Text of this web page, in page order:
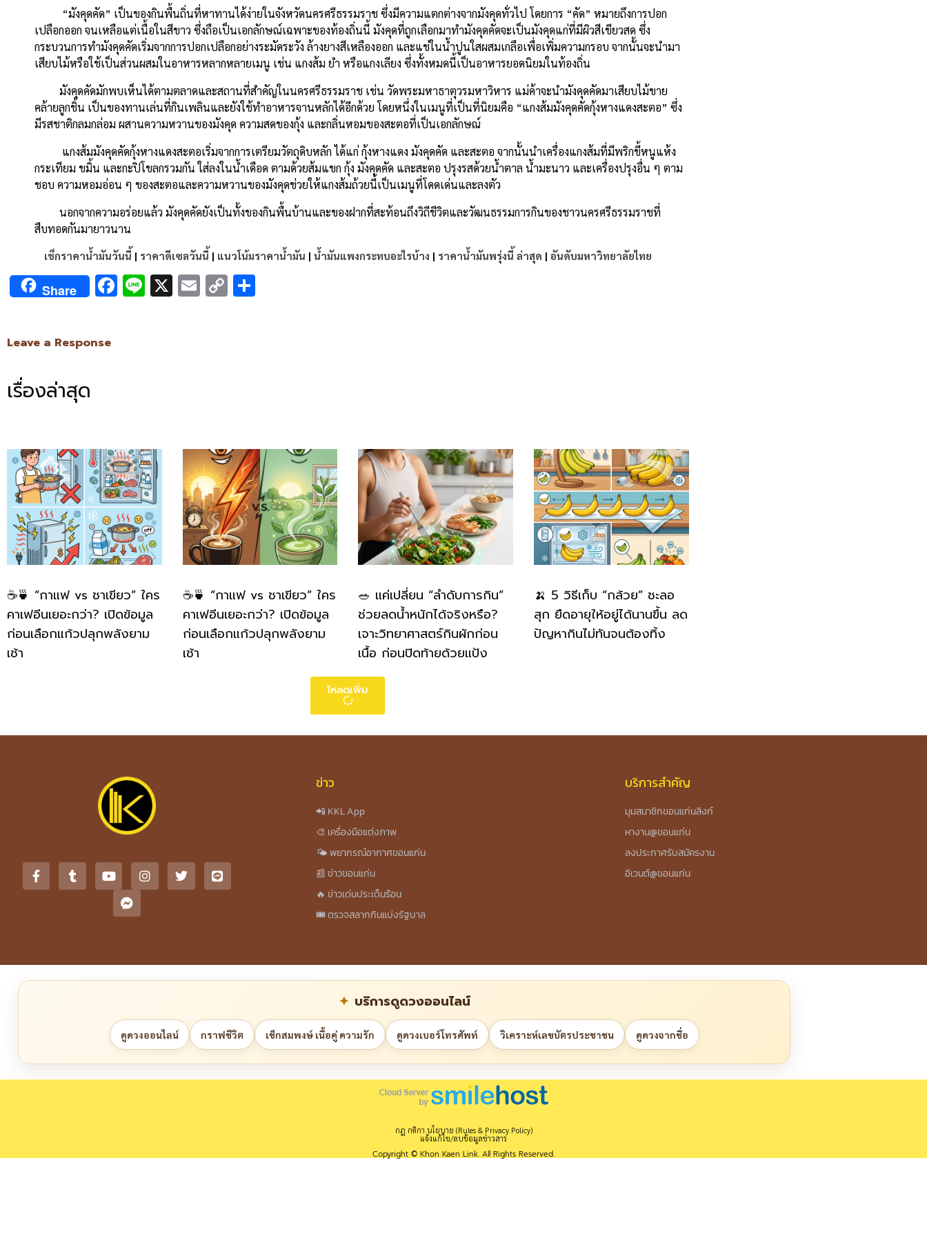
“มังคุดคัด” เป็นของกินพื้นถิ่นที่หาทานได้ง่ายในจังหวัดนครศรีธรรมราช ซึ่งมีความแตกต่างจากมังคุดทั่วไป โดยการ “คัด” หมายถึงการปอก
เปลือกออก จนเหลือแต่เนื้อในสีขาว ซึ่งถือเป็นเอกลักษณ์เฉพาะของท้องถิ่นนี้ มังคุดที่ถูกเลือกมาทำมังคุดคัดจะเป็นมังคุดแก่ที่มีผิวสีเขียวสด ซึ่ง
กระบวนการทำมังคุดคัดเริ่มจากการปอกเปลือกอย่างระมัดระวัง ล้างยางสีเหลืองออก และแช่ในน้ำปูนใสผสมเกลือเพื่อเพิ่มความกรอบ จากนั้นจะนำมา
เสียบไม้หรือใช้เป็นส่วนผสมในอาหารหลากหลายเมนู เช่น แกงส้ม ยำ หรือแกงเลียง ซึ่งทั้งหมดนี้เป็นอาหารยอดนิยมในท้องถิ่น
มังคุดคัดมักพบเห็นได้ตามตลาดและสถานที่สำคัญในนครศรีธรรมราช เช่น วัดพระมหาธาตุวรมหาวิหาร แม่ค้าจะนำมังคุดคัดมาเสียบไม้ขาย
คล้ายลูกชิ้น เป็นของทานเล่นที่กินเพลินและยังใช้ทำอาหารจานหลักได้อีกด้วย โดยหนึ่งในเมนูที่เป็นที่นิยมคือ “แกงส้มมังคุดคัดกุ้งหางแดงสะตอ” ซึ่ง
มีรสชาติกลมกล่อม ผสานความหวานของมังคุด ความสดของกุ้ง และกลิ่นหอมของสะตอที่เป็นเอกลักษณ์
แกงส้มมังคุดคัดกุ้งหางแดงสะตอเริ่มจากการเตรียมวัตถุดิบหลัก ได้แก่ กุ้งหางแดง มังคุดคัด และสะตอ จากนั้นนำเครื่องแกงส้มที่มีพริกขี้หนูแห้ง
กระเทียม ขมิ้น และกะปิโขลกรวมกัน ใส่ลงในน้ำเดือด ตามด้วยส้มแขก กุ้ง มังคุดคัด และสะตอ ปรุงรสด้วยน้ำตาล น้ำมะนาว และเครื่องปรุงอื่น ๆ ตาม
ชอบ ความหอมอ่อน ๆ ของสะตอและความหวานของมังคุดช่วยให้แกงส้มถ้วยนี้เป็นเมนูที่โดดเด่นและลงตัว
นอกจากความอร่อยแล้ว มังคุดคัดยังเป็นทั้งของกินพื้นบ้านและของฝากที่สะท้อนถึงวิถีชีวิตและวัฒนธรรมการกินของชาวนครศรีธรรมราชที่
สืบทอดกันมายาวนาน
เช็กราคาน้ำมันวันนี้ | ราคาดีเซลวันนี้ | แนวโน้มราคาน้ำมัน | น้ำมันแพงกระทบอะไรบ้าง | ราคาน้ำมันพรุ่งนี้ ล่าสุด | อันดับมหาวิทยาลัยไทย
Share Facebook
Line
X Email
Copy
Leave a Response
เรื่องล่าสุด
☕🍵 “กาแฟ vs ชาเขียว” ใคร
คาเฟอีนเยอะกว่า? เปิดข้อมูล
ก่อนเลือกแก้วปลุกพลังยาม
เช้า
☕🍵 “กาแฟ vs ชาเขียว” ใคร
คาเฟอีนเยอะกว่า? เปิดข้อมูล
ก่อนเลือกแก้วปลุกพลังยาม
เช้า
🥗 แค่เปลี่ยน “ลำดับการกิน”
ช่วยลดน้ำหนักได้จริงหรือ?
เจาะวิทยาศาสตร์กินผักก่อน
เนื้อ ก่อนปิดท้ายด้วยแป้ง
🍌 5 วิธีเก็บ “กล้วย” ชะลอ
สุก ยืดอายุให้อยู่ได้นานขึ้น ลด
ปัญหากินไม่ทันจนต้องทิ้ง
โหลดเพิ่ม
ข่าว
📲 KKL App
🎨 เครื่องมือแต่งภาพ
🌤️ พยากรณ์อากาศขอนแก่น
📰 ข่าวขอนแก่น
🔥 ข่าวเด่นประเด็นร้อน
🎟️ ตรวจสลากกินแบ่งรัฐบาล
บริการสำคัญ
มุมสมาชิกขอนแก่นลิงก์
หางาน@ขอนแก่น
ลงประกาศรับสมัครงาน
อีเวนต์@ขอนแก่น
บริการดูดวงออนไลน์
ดูดวงออนไลน์ กราฟชีวิต เช็กสมพงษ์ เนื้อคู่ ความรัก ดูดวงเบอร์โทรศัพท์ วิเคราะห์เลขบัตรประชาชน ดูดวงจากชื่อ
กฎ กติกา นโยบาย (Rules & Privacy Policy)
แจ้งแก้ไข/ลบข้อมูลข่าวสาร
Copyright © Khon Kaen Link. All Rights Reserved.